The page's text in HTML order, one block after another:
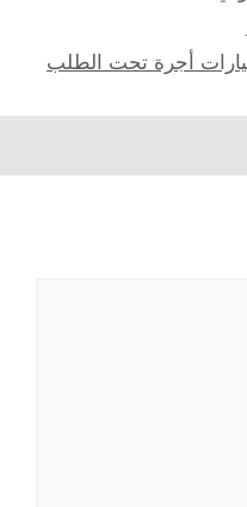
أجرة تحت الطلب